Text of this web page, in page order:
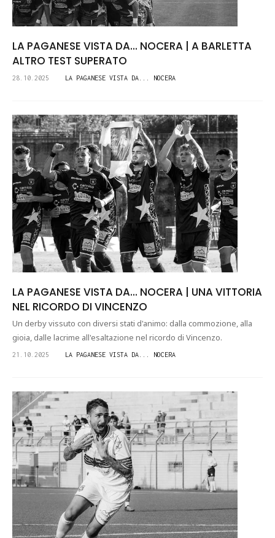
LA PAGANESE VISTA DA... NOCERA | A BARLETTA
ALTRO TEST SUPERATO
28.10.2025 LA PAGANESE VISTA DA... NOCERA
LA PAGANESE VISTA DA... NOCERA | UNA VITTORIA
NEL RICORDO DI VINCENZO
Un derby vissuto con diversi stati d'animo: dalla commozione, alla
gioia, dalle lacrime all'esaltazione nel ricordo di Vincenzo.
21.10.2025 LA PAGANESE VISTA DA... NOCERA